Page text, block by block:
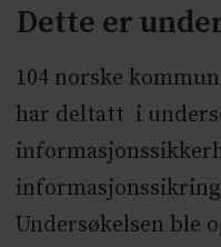
Dette er
104 norske
har deltatt i
Undersøkelsen ble